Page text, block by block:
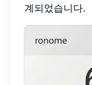
계되었습니다.